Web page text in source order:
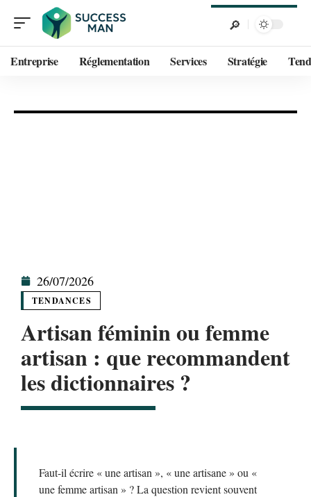
Entreprise Réglementation Services Stratégie
26/07/2026
TENDANCES
Artisan féminin ou femme
artisan : que recommandent
les dictionnaires ?
Faut-il écrire « une artisan », « une artisane » ou «
une femme artisan » ? La question revient souvent